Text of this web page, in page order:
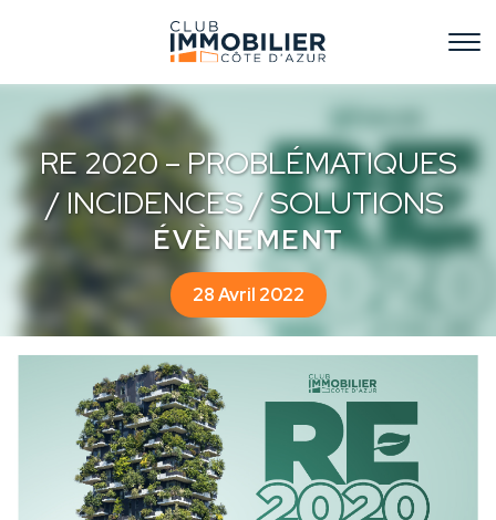
RE 2020 – PROBLÉMATIQUES
/ INCIDENCES / SOLUTIONS
ÉVÈNEMENT
28 Avril 2022